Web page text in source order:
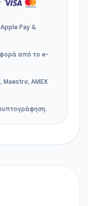
Pay &
από το e-
Maestro, AMEX